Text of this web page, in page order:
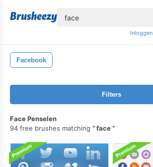
Inloggen
Facebook
Filters
Face Penselen
94 free brushes matching
face